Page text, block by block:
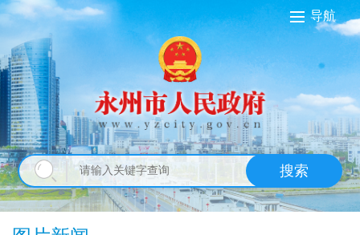
导航
搜索